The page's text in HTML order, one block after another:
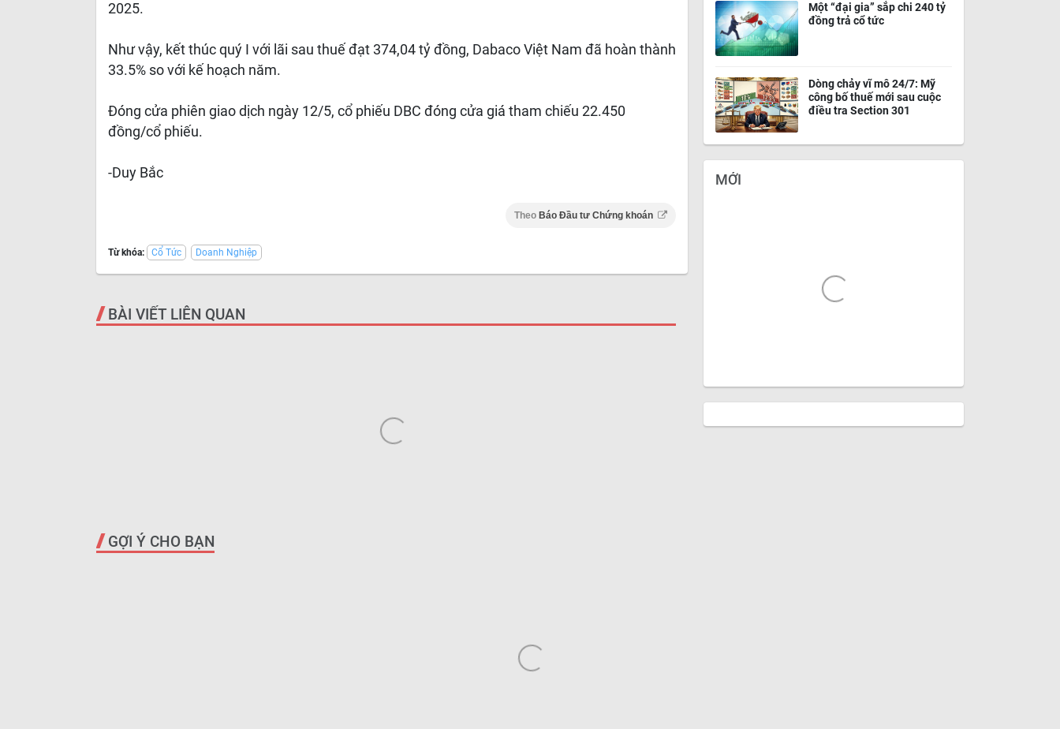
2025.
Như vậy, kết thúc quý I với lãi sau thuế đạt 374,04 tỷ đồng, Dabaco Việt Nam đã hoàn thành
33.5% so với kế hoạch năm.
Đóng cửa phiên giao dịch ngày 12/5, cổ phiếu DBC đóng cửa giá tham chiếu 22.450
đồng/cổ phiếu.
-Duy Bắc
Theo Báo Đầu tư Chứng khoán
Từ khóa: Cổ Tức Doanh Nghiệp
BÀI VIẾT LIÊN QUAN
Một “đại gia” sắp chi 240 tỷ
đồng trả cổ tức
Dòng chảy vĩ mô 24/7: Mỹ
công bố thuế mới sau cuộc
điều tra Section 301
MỚI
GỢI Ý CHO BẠN